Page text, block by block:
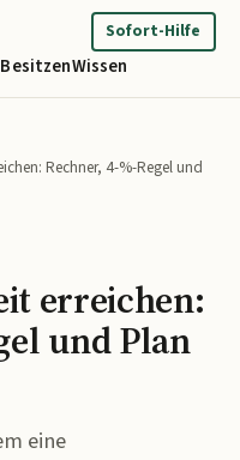
BesitzenWissen
Sofort-Hilfe
Rechner, 4-%-Regel und
erreichen:
und Plan
eine